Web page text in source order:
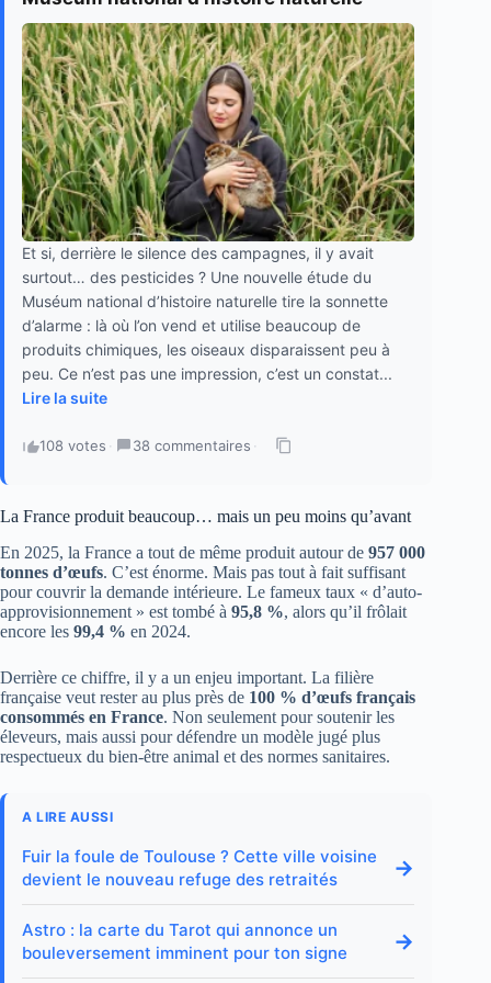
Et si, derrière le silence des campagnes, il y avait
surtout… des pesticides ? Une nouvelle étude du
Muséum national d’histoire naturelle tire la sonnette
d’alarme : là où l’on vend et utilise beaucoup de
produits chimiques, les oiseaux disparaissent peu à
peu. Ce n’est pas une impression, c’est un constat...
Lire la suite
108 votes · 38 commentaires ·
La France produit beaucoup… mais un peu moins qu’avant
En 2025, la France a tout de même produit autour de 957 000
tonnes d’œufs. C’est énorme. Mais pas tout à fait suffisant
pour couvrir la demande intérieure. Le fameux taux « d’auto-
approvisionnement » est tombé à 95,8 %, alors qu’il frôlait
encore les 99,4 % en 2024.
Derrière ce chiffre, il y a un enjeu important. La filière
française veut rester au plus près de 100 % d’œufs français
consommés en France. Non seulement pour soutenir les
éleveurs, mais aussi pour défendre un modèle jugé plus
respectueux du bien-être animal et des normes sanitaires.
A LIRE AUSSI
Fuir la foule de Toulouse ? Cette ville voisine
devient le nouveau refuge des retraités
→
Astro : la carte du Tarot qui annonce un
bouleversement imminent pour ton signe
→